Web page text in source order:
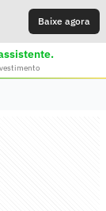
Baixe agora